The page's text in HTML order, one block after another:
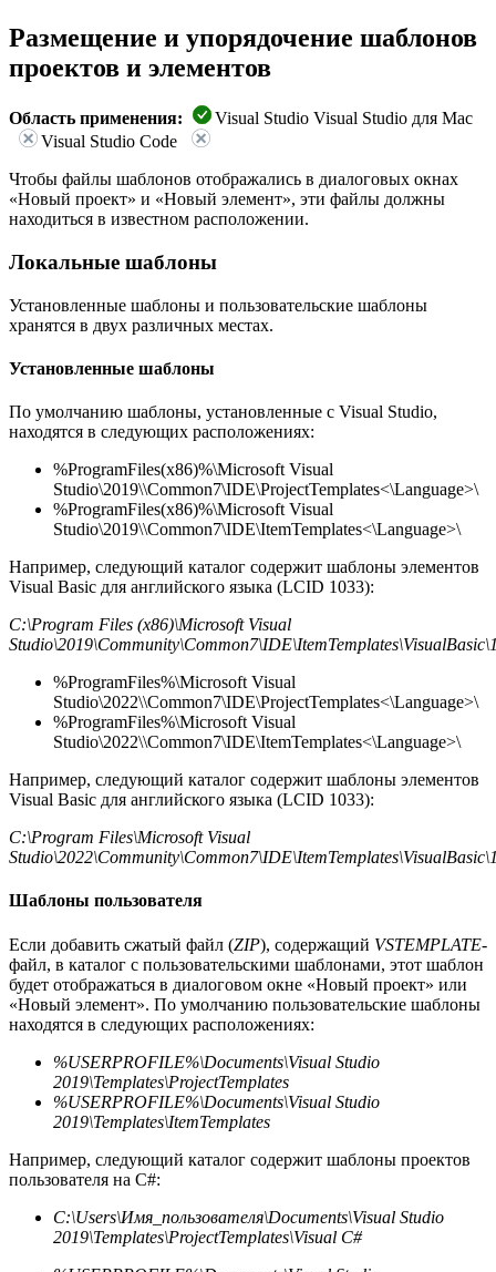
Размещение и упорядочение шаблонов
проектов и элементов
Область применения:
Visual Studio Visual Studio для Mac
Visual Studio Code
Чтобы файлы шаблонов отображались в диалоговых окнах
«Новый проект» и «Новый элемент», эти файлы должны
находиться в известном расположении.
Локальные шаблоны
Установленные шаблоны и пользовательские шаблоны
хранятся в двух различных местах.
Установленные шаблоны
По умолчанию шаблоны, установленные с Visual Studio,
находятся в следующих расположениях:
%ProgramFiles(x86)%\Microsoft Visual
Studio\2019\\Common7\IDE\ProjectTemplates<\Language>\
%ProgramFiles(x86)%\Microsoft Visual
Studio\2019\\Common7\IDE\ItemTemplates<\Language>\
Например, следующий каталог содержит шаблоны элементов
Visual Basic для английского языка (LCID 1033):
C:\Program Files (x86)\Microsoft Visual
%ProgramFiles%\Microsoft Visual
Studio\2022\\Common7\IDE\ProjectTemplates<\Language>\
%ProgramFiles%\Microsoft Visual
Studio\2022\\Common7\IDE\ItemTemplates<\Language>\
Например, следующий каталог содержит шаблоны элементов
Visual Basic для английского языка (LCID 1033):
C:\Program Files\Microsoft Visual
Шаблоны пользователя
Если добавить сжатый файл (ZIP), содержащий VSTEMPLATE-
файл, в каталог с пользовательскими шаблонами, этот шаблон
будет отображаться в диалоговом окне «Новый проект» или
«Новый элемент». По умолчанию пользовательские шаблоны
находятся в следующих расположениях:
%USERPROFILE%\Documents\Visual Studio
2019\Templates\ProjectTemplates
%USERPROFILE%\Documents\Visual Studio
2019\Templates\ItemTemplates
Например, следующий каталог содержит шаблоны проектов
пользователя на C#:
C:\Users\Имя_пользователя\Documents\Visual Studio
2019\Templates\ProjectTemplates\Visual C#